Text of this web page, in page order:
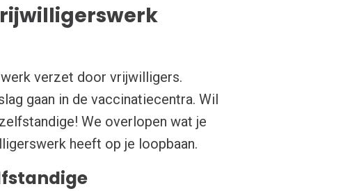
verzet door vrijwilligers.
gaan in de vaccinatiecentra. Wil
We overlopen wat je
heeft op je loopbaan.